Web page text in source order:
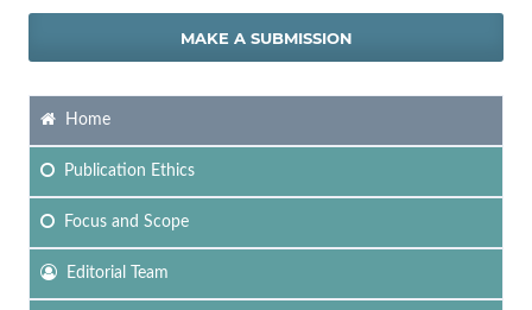
MAKE A SUBMISSION
Home
Publication Ethics
Focusand Scope
Editorial Team